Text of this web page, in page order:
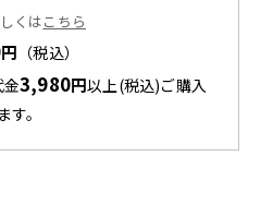
くはこちら
円 （税込）
3,980円以上(税込)ご購入
。